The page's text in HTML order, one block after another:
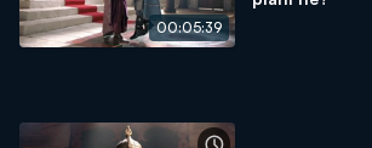
00:05:39